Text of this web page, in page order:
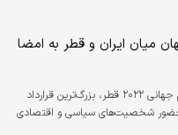
میان ایران و قطر به امضا
در فاصله چند ماه تا آغاز جام جهانی ۲۰۲۲ قطر، بزرگ‌ترین قرارداد
حضور شخصیت‌های سیاسی و اقتصادی